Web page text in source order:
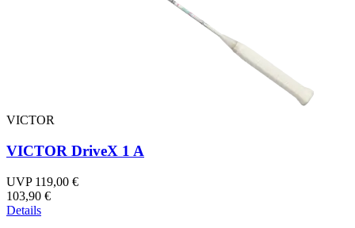
VICTOR
VICTOR DriveX 1 A
UVP 119,00 €
103,90 €
Details